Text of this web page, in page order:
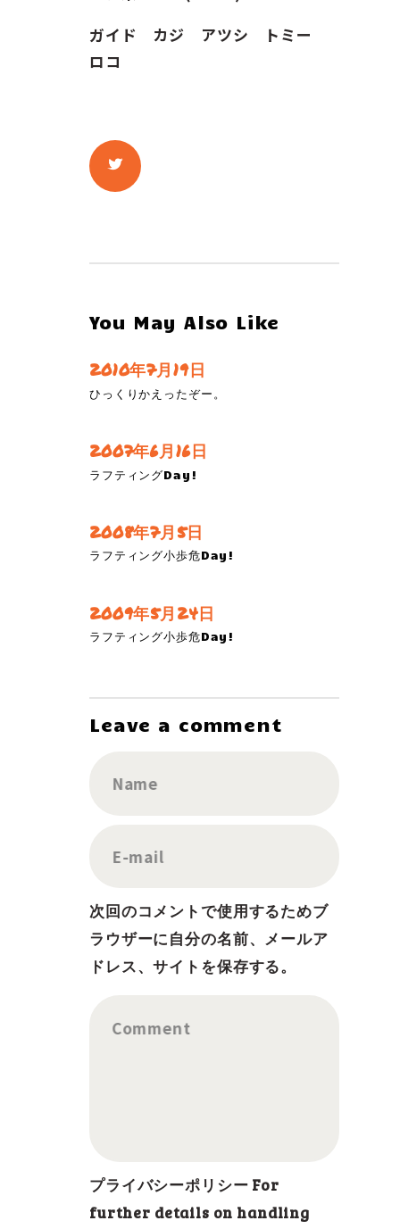
ガイド カジ アツシ トミー
ロコ
You May Also Like
2010年7月19日
ひっくりかえったぞー。
2007年6月16日
ラフティングDay!
2008年7月5日
ラフティング小歩危Day!
2009年5月24日
ラフティング小歩危Day!
Leave a comment
Name
E-mail
次回のコメントで使用するためブ
ラウザーに自分の名前、メールア
ドレス、サイトを保存する。
Comment
プライバシーポリシー For
further details on handling